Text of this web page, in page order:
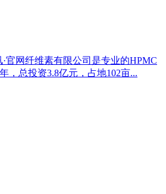
官网纤维素有限公司是专业的HPMC
，总投资3.8亿元，占地102亩...